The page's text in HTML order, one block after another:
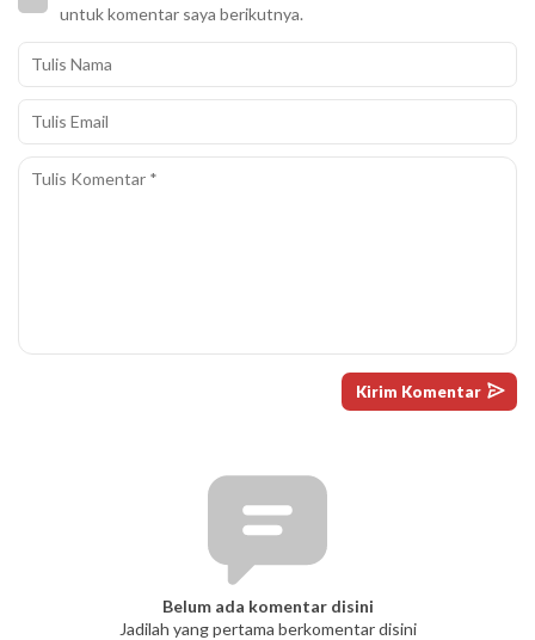
untuk komentar saya berikutnya.
Belum ada komentar disini
Jadilah yang pertama berkomentar disini